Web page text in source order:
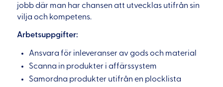
jobb där man har chansen att utvecklas utifrån sin
vilja och kompetens.
Arbetsuppgifter:
Ansvara för inleveranser av gods och material
Scanna in produkter i affärssystem
Samordna produkter utifrån en plocklista